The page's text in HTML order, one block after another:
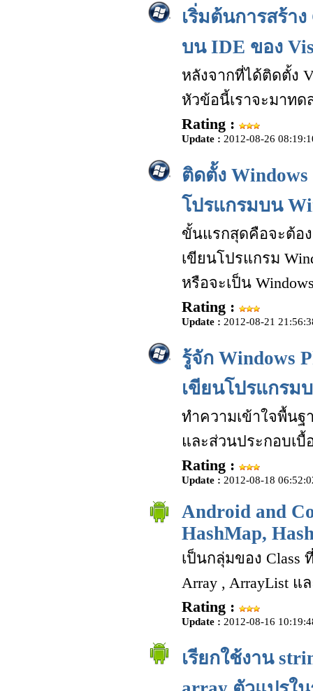
เริ่มต้นการสร้า
บน IDE ของ
หลังจากที่ได้ติดตั้ง
หัวข้อนี้เราจะมาทด
Rating :
Update : 2012-08-26
ติดตั้ง
โปรแกรมบน
ขั้นแรกสุดคือจะต้อง
เขียนโปรแกรม
หรือจะเป็น
Rating :
Update : 2012-08-21
รู้จัก Windows
เขียนโปรแกรม
ทำความเข้าใจพื้นฐ
และส่วนประกอบเบื้
Rating :
Update : 2012-08-18
Android and
HashMap,
เป็นกลุ่มของ Class
Array , ArrayList
Rating :
Update : 2012-08-16
เรียกใช้งาน